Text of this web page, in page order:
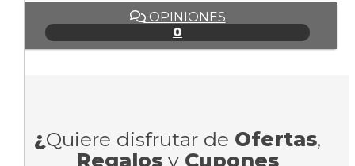
OPINIONES
0
¿Quiere disfrutar de Ofertas,
Regalos y Cupones